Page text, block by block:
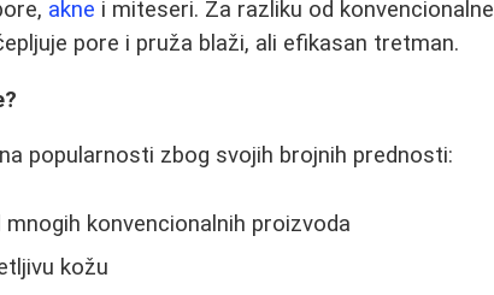
akne i miteseri. Za razliku od konvencionalne
pore i pruža blaži, ali efikasan tretman.
popularnosti zbog svojih brojnih prednosti:
konvencionalnih proizvoda
kožu